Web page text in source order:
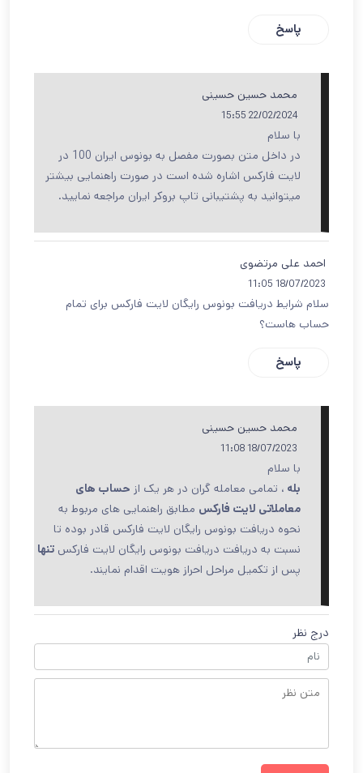
پاسخ
محمد حسین حسینی
22/02/2024 15:55
با سلام
در داخل متن بصورت مفصل به بونوس ایران 100 در
لایت فارکس اشاره شده است در صورت راهنمایی بیشتر
میتوانید به پشتیبانی تاپ بروکر ایران مراجعه نمایید.
احمد علی مرتضوی
18/07/2023 11:05
سلام شرایط دریافت بونوس رایگان لایت فارکس برای تمام
حساب هاست؟
پاسخ
محمد حسین حسینی
18/07/2023 11:08
با سلام
بله ، تمامی معامله گران در هر یک از حساب های
معاملاتی لایت فارکس مطابق راهنمایی های مربوط به
نحوه دریافت بونوس رایگان لایت فارکس قادر بوده تا
نسبت به دریافت دریافت بونوس رایگان لایت فارکس تنها
پس از تکمیل مراحل احراز هویت اقدام نمایند.
درج نظر